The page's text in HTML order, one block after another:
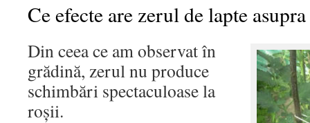
Ce efecte are zerul de lapte
Din ceea ce am observat în
grădină, zerul nu produce
schimbări spectaculoase la
roșii.